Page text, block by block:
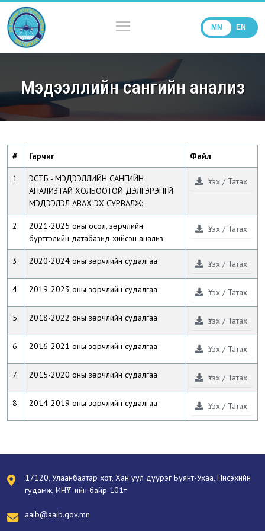
MN EN
Мэдээллийн сангийн анализ
# Гарчиг Файл
1.
ЭСТБ - МЭДЭЭЛЛИЙН САНГИЙН
АНАЛИЗТАЙ ХОЛБООТОЙ ДЭЛГЭРЭНГҮЙ
МЭДЭЭЛЭЛ АВАХ ЭХ СУРВАЛЖ:
Үзэх / Татах
2.
2021-2025 оны осол, зөрчлийн
бүртгэлийн датабазид хийсэн анализ
Үзэх / Татах
3. 2020-2024 оны зөрчлийн судалгаа Үзэх / Татах
4. 2019-2023 оны зөрчлийн судалгаа Үзэх / Татах
5. 2018-2022 оны зөрчлийн судалгаа Үзэх / Татах
6. 2016-2021 оны зөрчлийн судалгаа Үзэх / Татах
7. 2015-2020 оны зөрчлийн судалгаа Үзэх / Татах
8. 2014-2019 оны зөрчлийн судалгаа Үзэх / Татах
17120, Улаанбаатар хот, Хан уул дүүрэг Буянт-Ухаа, Нисэхийн
гудамж, ИНҮТ-ийн байр 101т
aaib@aaib.gov.mn